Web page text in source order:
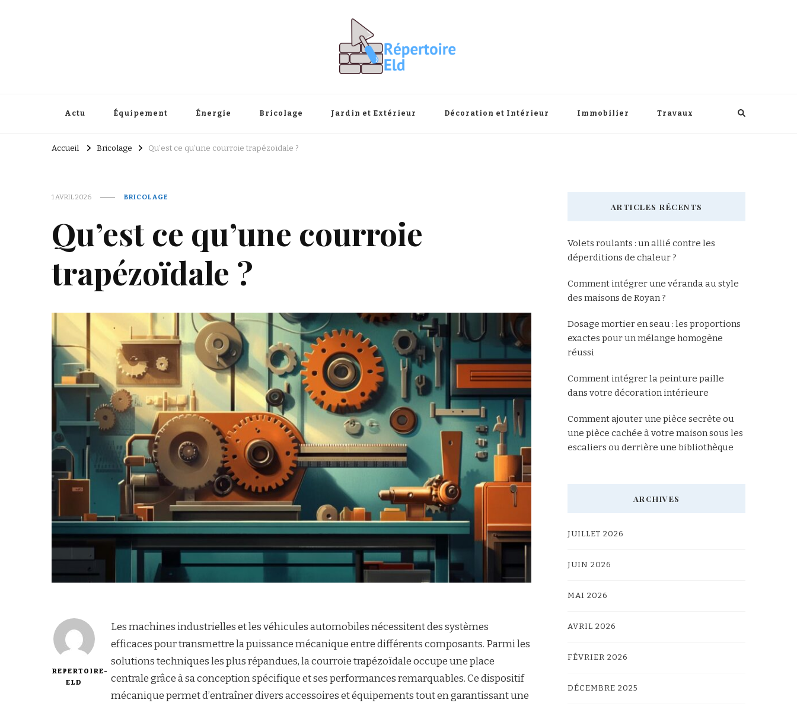
Actu Équipement Énergie Bricolage Jardin et Extérieur Décoration et Intérieur Immobilier Travaux
Accueil Bricolage Qu’est ce qu’une courroie trapézoïdale ?
1 AVRIL 2026 BRICOLAGE
Qu’est ce qu’une courroie
trapézoïdale ?
REPERTOIRE-
ELD
Les machines industrielles et les véhicules automobiles nécessitent des systèmes
efficaces pour transmettre la puissance mécanique entre différents composants. Parmi les
solutions techniques les plus répandues, la courroie trapézoïdale occupe une place
centrale grâce à sa conception spécifique et ses performances remarquables. Ce dispositif
mécanique permet d’entraîner divers accessoires et équipements tout en garantissant une
ARTICLES RÉCENTS
Volets roulants : un allié contre les
déperditions de chaleur ?
Comment intégrer une véranda au style
des maisons de Royan ?
Dosage mortier en seau : les proportions
exactes pour un mélange homogène
réussi
Comment intégrer la peinture paille
dans votre décoration intérieure
Comment ajouter une pièce secrète ou
une pièce cachée à votre maison sous les
escaliers ou derrière une bibliothèque
ARCHIVES
JUILLET 2026
JUIN 2026
MAI 2026
AVRIL 2026
FÉVRIER 2026
DÉCEMBRE 2025